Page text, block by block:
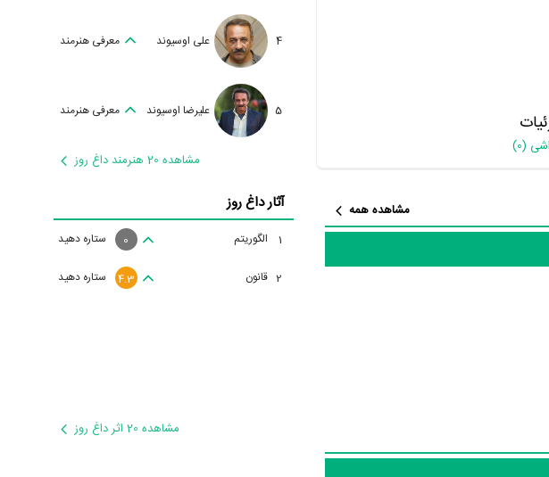
(0)
مشاهده همه
4 علی اوسیوند معرفی هنرمند
5 علیرضا اوسیوند معرفی هنرمند
مشاهده 20 هنرمند داغ روز
آثار داغ روز
1 الگوریتم ستاره دهید 0
2 قانون ستاره دهید 4.3
مشاهده 20 اثر داغ روز